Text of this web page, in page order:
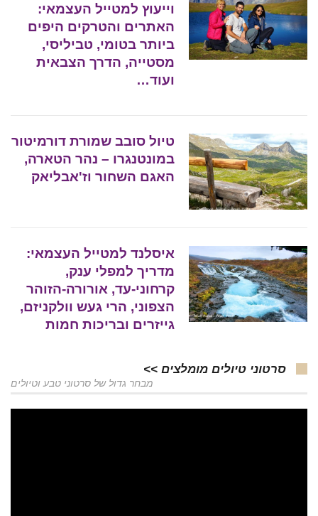
וייעוץ למטייל העצמאי:
האתרים והטרקים היפים
ביותר בטומי, טביליסי,
מסטייה, הדרך הצבאית
ועוד…
טיול סובב שמורת דורמיטור
במונטנגרו – נהר הטארה,
האגם השחור וז'אבליאק
איסלנד למטייל העצמאי:
מדריך למפלי ענק,
קרחוני-עד, אורורה-הזוהר
הצפוני, הרי געש וולקניזם,
גייזרים ובריכות חמות
סרטוני טיולים מומלצים >>
מבחר גדול של סרטוני טבע וטיולים